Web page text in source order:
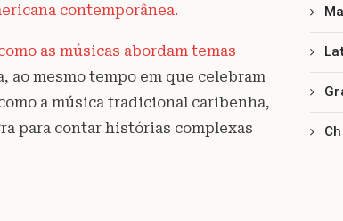
contemporânea.
as músicas abordam temas
ao mesmo tempo em que celebram
a música tradicional caribenha,
para contar histórias complexas